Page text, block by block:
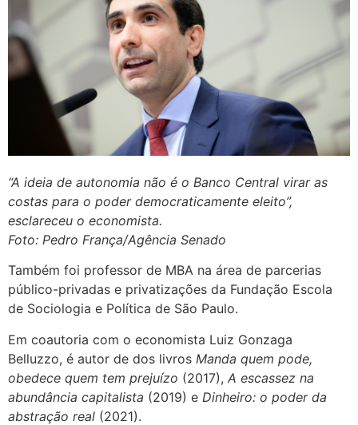
“A ideia de autonomia não é o Banco Central virar as
costas para o poder democraticamente eleito”,
esclareceu o economista.
Foto: Pedro França/Agência Senado
Também foi professor de MBA na área de parcerias
público-privadas e privatizações da Fundação Escola
de Sociologia e Política de São Paulo.
Em coautoria com o economista Luiz Gonzaga
Belluzzo, é autor de dos livros Manda quem pode,
obedece quem tem prejuízo (2017), A escassez na
abundância capitalista (2019) e Dinheiro: o poder da
abstração real (2021).